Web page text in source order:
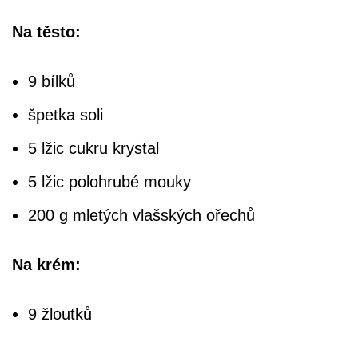
Na těsto:
9 bílků
špetka soli
5 lžic cukru krystal
5 lžic polohrubé mouky
200 g mletých vlašských ořechů
Na krém:
9 žloutků